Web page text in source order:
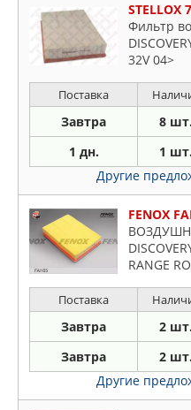
STELLOX
Фильтр
32V 04>
Поставка
Завтра 8 шт.
1 дн. 1 шт.
Другие
FENOX
RANGE
Поставка
Завтра 2 шт.
Завтра 2 шт.
Другие